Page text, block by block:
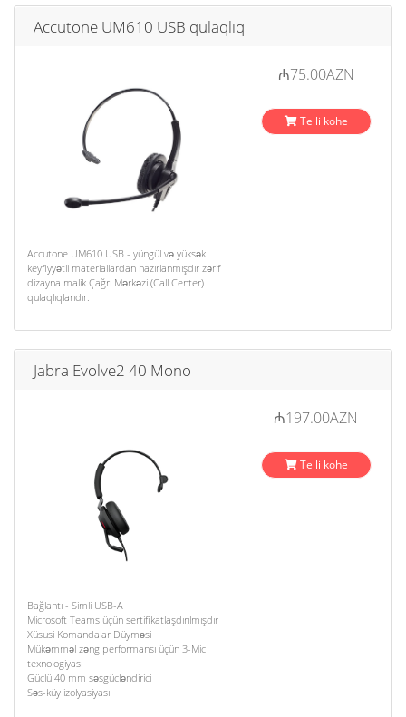
Accutone UM610 USB qulaqlıq
Accutone UM610 USB - yüngül və yüksək
keyfiyyətli materiallardan hazırlanmışdır zərif
dizayna malik Çağrı Mərkəzi (Call Center)
qulaqlıqlarıdır.
₼75.00AZN
Telli kohe
Jabra Evolve2 40 Mono
Bağlantı - Simli USB-A
Microsoft Teams üçün sertifikatlaşdırılmışdır
Xüsusi Komandalar Düyməsi
Mükəmməl zəng performansı üçün 3-Mic
texnologiyası
Güclü 40 mm səsgücləndirici
Səs-küy izolyasiyası
₼197.00AZN
Telli kohe